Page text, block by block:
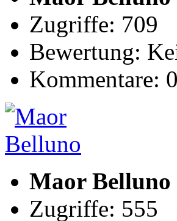
Zugriffe: 709
Bewertung:
Kommentare: 0
Maor Belluno
Zugriffe: 555